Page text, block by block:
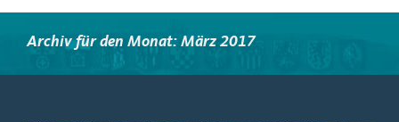
Archiv für den Monat: März 2017